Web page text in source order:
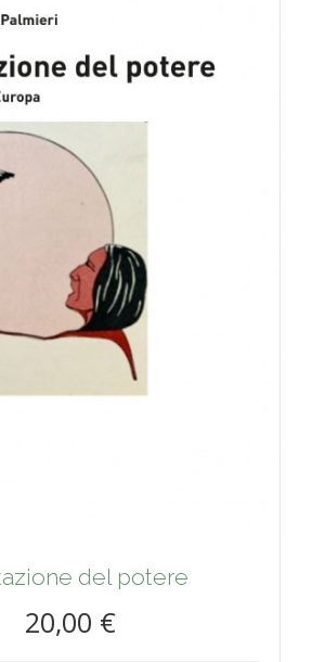
del potere
20,00 €